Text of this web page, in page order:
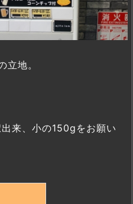
立地。
来、小の150gをお願い